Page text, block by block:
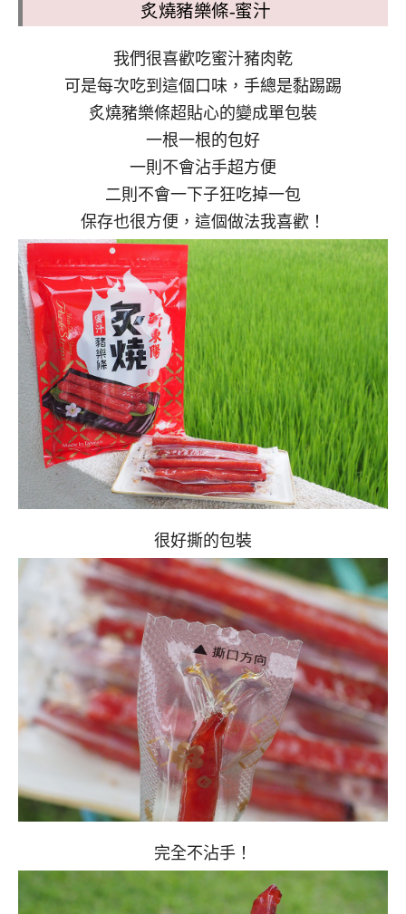
炙燒豬樂條-蜜汁
我們很喜歡吃蜜汁豬肉乾
可是每次吃到這個口味，手總是黏踢踢
炙燒豬樂條超貼心的變成單包裝
一根一根的包好
一則不會沾手超方便
二則不會一下子狂吃掉一包
保存也很方便，這個做法我喜歡！
很好撕的包裝
完全不沾手！